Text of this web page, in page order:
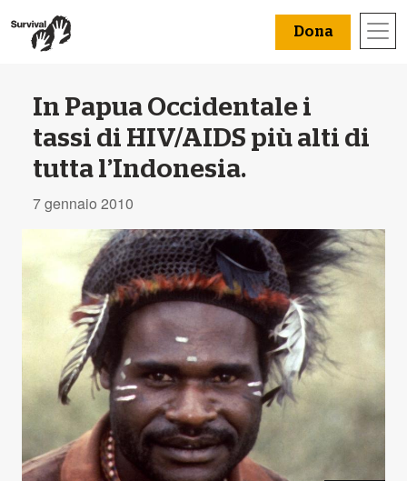
Dona
In Papua Occidentale i
tassi di HIV/AIDS più alti di
tutta l’Indonesia.
7 gennaio 2010